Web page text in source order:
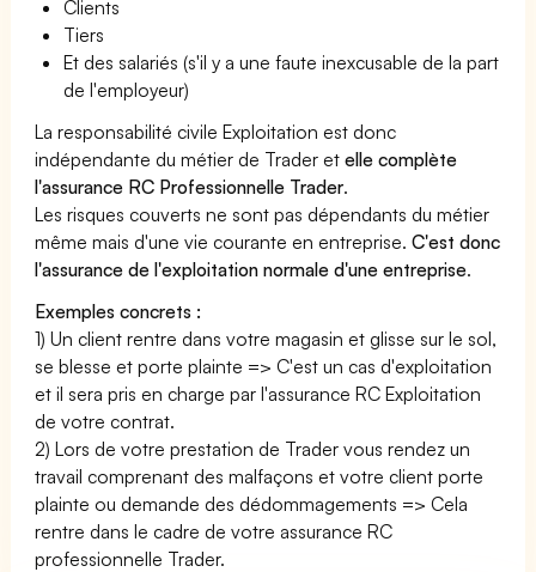
Clients
Tiers
Et des salariés (s'il y a une faute inexcusable de la part
de l'employeur)
La responsabilité civile Exploitation est donc
indépendante du métier de Trader etelle complète
l'assurance RC Professionnelle Trader.
Les risques couverts ne sont pas dépendants du métier
même mais d'une vie courante en entreprise.C'est donc
l'assurance de l'exploitation normale d'une entreprise.
Exemples concrets :
1) Un client rentre dans votre magasin et glisse sur le sol,
se blesse et porte plainte => C'est un cas d'exploitation
et il sera pris en charge par l'assurance RC Exploitation
de votre contrat.
2) Lors de votre prestation de Trader vous rendez un
travail comprenant des malfaçons et votre client porte
plainte ou demande des dédommagements => Cela
rentre dans le cadre de votre assurance RC
professionnelle Trader.